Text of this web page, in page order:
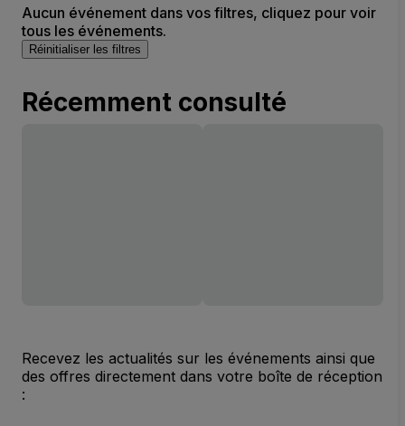
Aucun événement dans vos filtres, cliquez pour voir
tous les événements.
Réinitialiser les filtres
Récemment consulté
Recevez les actualités sur les événements ainsi que
des offres directement dans votre boîte de réception
: